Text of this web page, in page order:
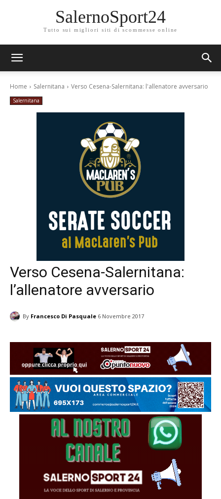
SalernoSport24
Tutto sui migliori siti di scommesse online
Home Salernitana Verso Cesena-Salernitana: l'allenatore avversario
Salernitana
Verso Cesena-Salernitana:
l’allenatore avversario
By Francesco Di Pasquale 6 Novembre 2017